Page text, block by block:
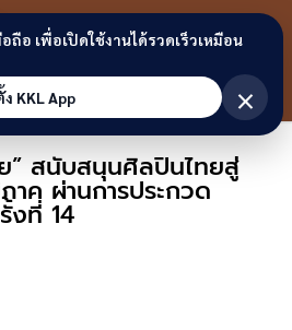
ขอนแก่น
ลิงก์
ย” สนับสนุนศิลปินไทยสู่
าค ผ่านการประกวด
งที่ 14
ถือ เพื่อเปิดใช้งานได้รวดเร็วเหมือน
KKL App
×